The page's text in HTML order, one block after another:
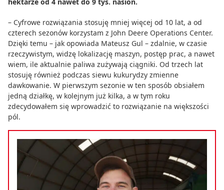
– Cyfrowe rozwiązania stosuję mniej więcej od 10 lat, a od
czterech sezonów korzystam z John Deere Operations Center.
Dzięki temu – jak opowiada Mateusz Gul – zdalnie, w czasie
rzeczywistym, widzę lokalizację maszyn, postęp prac, a nawet
wiem, ile aktualnie paliwa zużywają ciągniki. Od trzech lat
stosuję również podczas siewu kukurydzy zmienne
dawkowanie. W pierwszym sezonie w ten sposób obsiałem
jedną działkę, w kolejnym już kilka, a w tym roku
zdecydowałem się wprowadzić to rozwiązanie na większości
pól.